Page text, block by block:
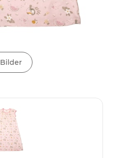
Bilder